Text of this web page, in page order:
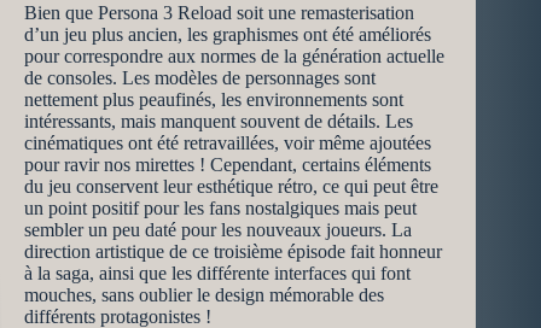
Bien que Persona 3 Reload soit une remasterisation
d’un jeu plus ancien, les graphismes ont été améliorés
pour correspondre aux normes de la génération actuelle
de consoles. Les modèles de personnages sont
nettement plus peaufinés, les environnements sont
intéressants, mais manquent souvent de détails. Les
cinématiques ont été retravaillées, voir même ajoutées
pour ravir nos mirettes ! Cependant, certains éléments
du jeu conservent leur esthétique rétro, ce qui peut être
un point positif pour les fans nostalgiques mais peut
sembler un peu daté pour les nouveaux joueurs. La
direction artistique de ce troisième épisode fait honneur
à la saga, ainsi que les différente interfaces qui font
mouches, sans oublier le design mémorable des
différents protagonistes !